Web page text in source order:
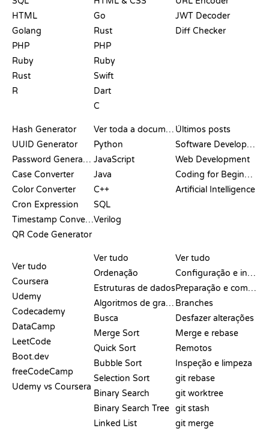
HTML
Golang
PHP
Ruby
Rust
R
Go
Rust
PHP
Ruby
Swift
Dart
C
JWT Decoder
Diff Checker
Hash Generator
UUID Generator
Password Generator
Case Converter
Color Converter
Cron Expression
Timestamp Converter
QR Code Generator
Ver toda a documentação
Python
JavaScript
Java
C++
SQL
Verilog
Últimos posts
Software Development
Web Development
Coding for Beginners
Artificial Intelligence
Ver tudo
Coursera
Udemy
Codecademy
DataCamp
LeetCode
Boot.dev
freeCodeCamp
Udemy vs Coursera
Ver tudo
Ordenação
Estruturas de dados
Algoritmos de grafos
Busca
Merge Sort
Quick Sort
Bubble Sort
Selection Sort
Binary Search
Binary Search Tree
Linked List
Ver tudo
Configuração e início
Preparação e commit
Branches
Desfazer alterações
Merge e rebase
Remotos
Inspeção e limpeza
git rebase
git worktree
git stash
git merge